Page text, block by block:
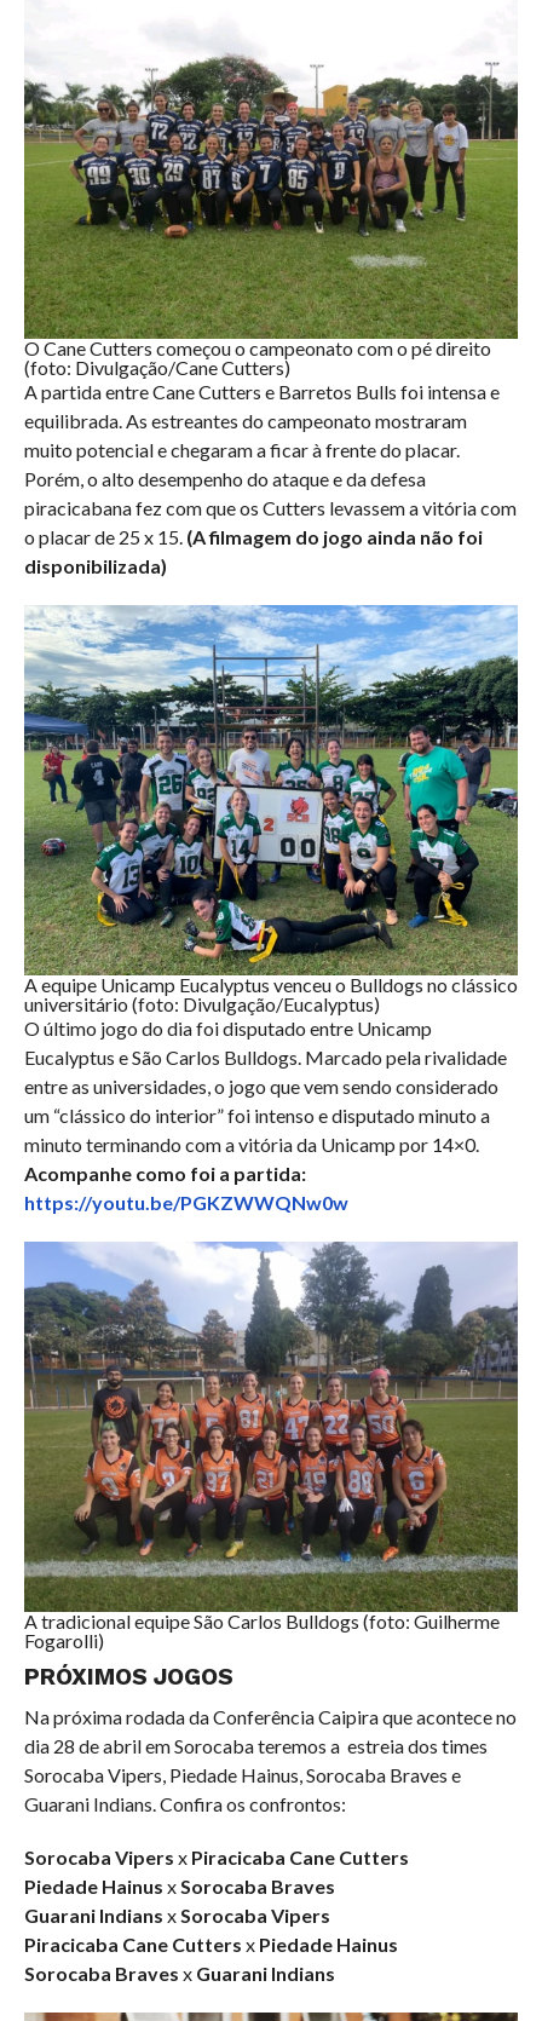
O Cane Cutters começou o campeonato com o pé direito
(foto: Divulgação/Cane Cutters)
A partida entre Cane Cutters e Barretos Bulls foi intensa e
equilibrada. As estreantes do campeonato mostraram
muito potencial e chegaram a ficar à frente do placar.
Porém, o alto desempenho do ataque e da defesa
piracicabana fez com que os Cutters levassem a vitória com
o placar de 25 x 15. (A filmagem do jogo ainda não foi
disponibilizada)
A equipe Unicamp Eucalyptus venceu o Bulldogs no clássico
universitário (foto: Divulgação/Eucalyptus)
O último jogo do dia foi disputado entre Unicamp
Eucalyptus e São Carlos Bulldogs. Marcado pela rivalidade
entre as universidades, o jogo que vem sendo considerado
um “clássico do interior” foi intenso e disputado minuto a
minuto terminando com a vitória da Unicamp por 14×0.
Acompanhe como foi a partida:
https://youtu.be/PGKZWWQNw0w
A tradicional equipe São Carlos Bulldogs (foto: Guilherme
Fogarolli)
PRÓXIMOS JOGOS
Na próxima rodada da Conferência Caipira que acontece no
dia 28 de abril em Sorocaba teremos a estreia dos times
Sorocaba Vipers, Piedade Hainus, Sorocaba Braves e
Guarani Indians. Confira os confrontos:
Sorocaba Vipers xPiracicaba Cane Cutters
Piedade Hainus xSorocaba Braves
Guarani Indians xSorocaba Vipers
Piracicaba Cane Cutters xPiedade Hainus
Sorocaba Braves xGuarani Indians